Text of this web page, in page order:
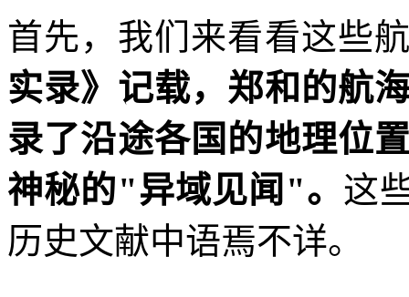
首先，我们来看看这些
实录》记载，郑和的航
录了沿途各国的地理位
神秘的"异域见闻"。 这
历史文献中语焉不详。